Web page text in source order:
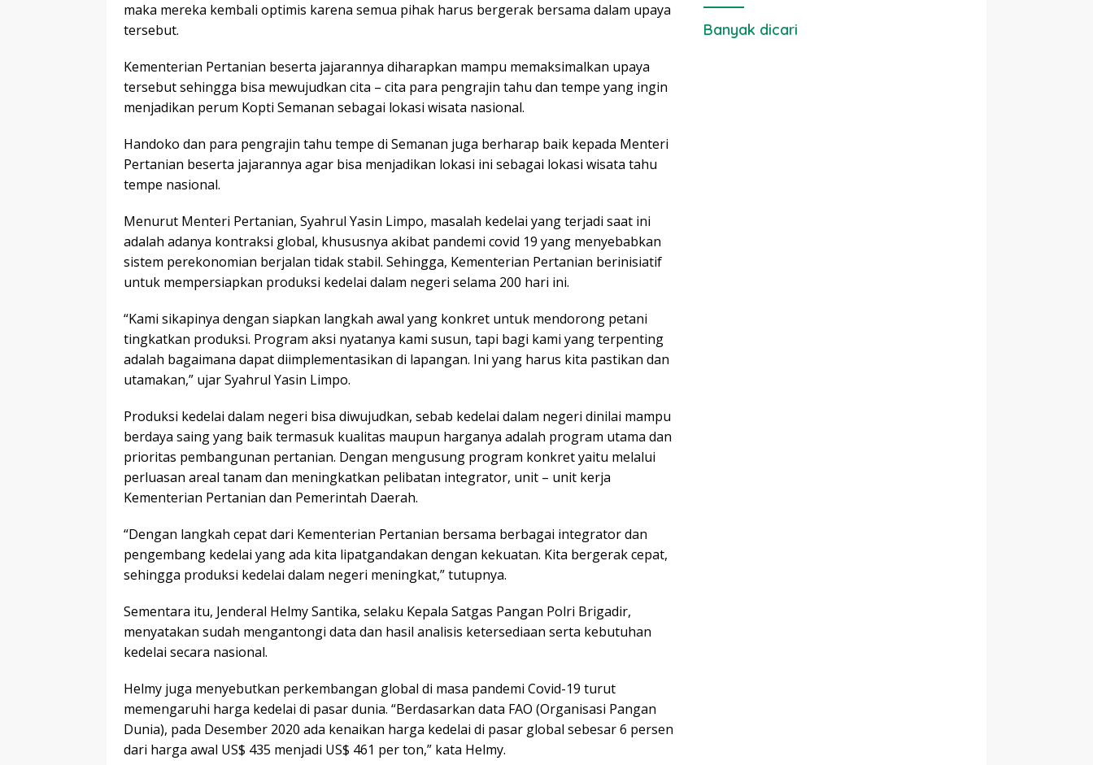
maka mereka kembali optimis karena semua pihak harus bergerak bersama dalam upaya
tersebut.
Kementerian Pertanian beserta jajarannya diharapkan mampu memaksimalkan upaya
tersebut sehingga bisa mewujudkan cita – cita para pengrajin tahu dan tempe yang ingin
menjadikan perum Kopti Semanan sebagai lokasi wisata nasional.
Handoko dan para pengrajin tahu tempe di Semanan juga berharap baik kepada Menteri
Pertanian beserta jajarannya agar bisa menjadikan lokasi ini sebagai lokasi wisata tahu
tempe nasional.
Menurut Menteri Pertanian, Syahrul Yasin Limpo, masalah kedelai yang terjadi saat ini
adalah adanya kontraksi global, khususnya akibat pandemi covid 19 yang menyebabkan
sistem perekonomian berjalan tidak stabil. Sehingga, Kementerian Pertanian berinisiatif
untuk mempersiapkan produksi kedelai dalam negeri selama 200 hari ini.
“Kami sikapinya dengan siapkan langkah awal yang konkret untuk mendorong petani
tingkatkan produksi. Program aksi nyatanya kami susun, tapi bagi kami yang terpenting
adalah bagaimana dapat diimplementasikan di lapangan. Ini yang harus kita pastikan dan
utamakan,” ujar Syahrul Yasin Limpo.
Produksi kedelai dalam negeri bisa diwujudkan, sebab kedelai dalam negeri dinilai mampu
berdaya saing yang baik termasuk kualitas maupun harganya adalah program utama dan
prioritas pembangunan pertanian. Dengan mengusung program konkret yaitu melalui
perluasan areal tanam dan meningkatkan pelibatan integrator, unit – unit kerja
Kementerian Pertanian dan Pemerintah Daerah.
“Dengan langkah cepat dari Kementerian Pertanian bersama berbagai integrator dan
pengembang kedelai yang ada kita lipatgandakan dengan kekuatan. Kita bergerak cepat,
sehingga produksi kedelai dalam negeri meningkat,” tutupnya.
Sementara itu, Jenderal Helmy Santika, selaku Kepala Satgas Pangan Polri Brigadir,
menyatakan sudah mengantongi data dan hasil analisis ketersediaan serta kebutuhan
kedelai secara nasional.
Helmy juga menyebutkan perkembangan global di masa pandemi Covid-19 turut
memengaruhi harga kedelai di pasar dunia. “Berdasarkan data FAO (Organisasi Pangan
Dunia), pada Desember 2020 ada kenaikan harga kedelai di pasar global sebesar 6 persen
dari harga awal US$ 435 menjadi US$ 461 per ton,” kata Helmy.
Banyak dicari